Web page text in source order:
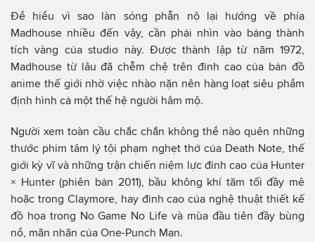
Để hiểu vì sao làn sóng phẫn nộ lại hướng về phía
Madhouse nhiều đến vậy, cần phải nhìn vào bảng thành
tích vàng của studio này. Được thành lập từ năm 1972,
Madhouse từ lâu đã chễm chệ trên đỉnh cao của bản đồ
anime thế giới nhờ việc nhào nặn nên hàng loạt siêu phẩm
định hình cả một thế hệ người hâm mộ.
Người xem toàn cầu chắc chắn không thể nào quên những
thước phim tâm lý tội phạm nghẹt thở của Death Note, thế
giới kỳ vĩ và những trận chiến niệm lực đỉnh cao của Hunter
× Hunter (phiên bản 2011), bầu không khí tăm tối đầy mê
hoặc trong Claymore, hay đỉnh cao của nghệ thuật thiết kế
đồ họa trong No Game No Life và mùa đầu tiên đầy bùng
nổ, mãn nhãn của One-Punch Man.